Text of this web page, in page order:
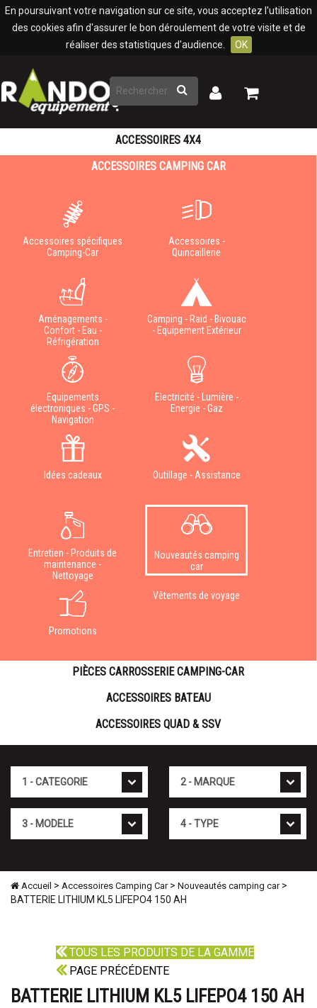
En poursuivant votre navigation sur ce site, vous acceptez l'utilisation
des cookies afin d'assurer le bon déroulement de votre visite et de
réaliser des statistiques d'audience.
OK
Rechercher
Mon
Mon
ACCESSOIRES 4X4
ACCESSOIRES CAMPING CAR
Accessoires spécifiques
Camping-Car
Accessoires -
Quincaillerie
Aménagements -
Confort - Eau -
Réfrigération
Camping - Raid - Bivouac
- Equipement Extérieur
Equipements
électroniques - GPS -
Navigation
Electricité - Lumière -
Energie - Gaz
Idées cadeaux Outillage - Assistance
Entretien - Produits de
maintenance -
Nettoyage
Nouveautés camping
car
Promotions
Vêtements de voyage
PIÈCES CARROSSERIE CAMPING-CAR
ACCESSOIRES BATEAU
ACCESSOIRES QUAD & SSV
Accueil > Accessoires Camping Car> Nouveautés camping car>
BATTERIE LITHIUM KL5 LIFEPO4 150 AH
TOUS LES PRODUITS DE LA GAMME
PAGE PRÉCÉDENTE
BATTERIE LITHIUM KL5 LIFEPO4 150 AH
Panneau de gestion des cookies